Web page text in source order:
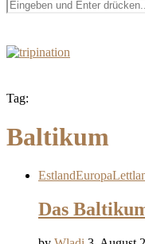
Tag:
Baltikum
EstlandEuropa
Das